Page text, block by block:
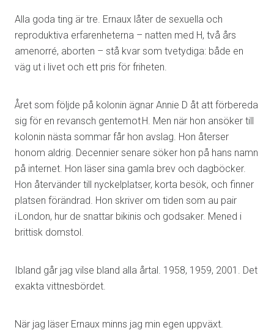
Alla goda ting är tre. Ernaux låter de sexuella och
reproduktiva erfarenheterna – natten med H, två års
amenorré, aborten – stå kvar som tvetydiga: både en
väg ut i livet och ett pris för friheten.
Året som följde på kolonin ägnar Annie D åt att förbereda
sig för en revansch gentemot H. Men när hon ansöker till
kolonin nästa sommar får hon avslag. Hon återser
honom aldrig. Decennier senare söker hon på hans namn
på internet. Hon läser sina gamla brev och dagböcker.
Hon återvänder till nyckelplatser, korta besök, och finner
platsen förändrad. Hon skriver om tiden som au pair
i London, hur de snattar bikinis och godsaker. Mened i
brittisk domstol.
Ibland går jag vilse bland alla årtal. 1958, 1959, 2001. Det
exakta vittnesbördet.
När jag läser Ernaux minns jag min egen uppväxt.